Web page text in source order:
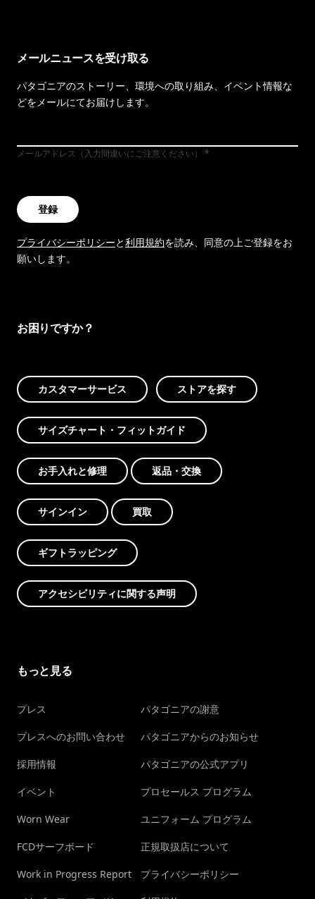
メールニュースを受け取る
パタゴニアのストーリー、環境への取り組み、イベント情報な
どをメールにてお届けします。
メールアドレス（入力間違いにご注意ください）
登録
プライバシーポリシーと利用規約を読み、同意の上ご登録をお
願いします。
お困りですか？
カスタマーサービス ストアを探す
サイズチャート・フィットガイド
お手入れと修理 返品・交換
サインイン 買取
ギフトラッピング
アクセシビリティに関する声明
もっと見る
プレス
プレスへのお問い合わせ
採用情報
イベント
Worn Wear
FCDサーフボード
Work in Progress Report
パタゴニアの謝意
パタゴニアからのお知らせ
パタゴニアの公式アプリ
プロセールス プログラム
ユニフォーム プログラム
正規取扱店について
プライバシーポリシー